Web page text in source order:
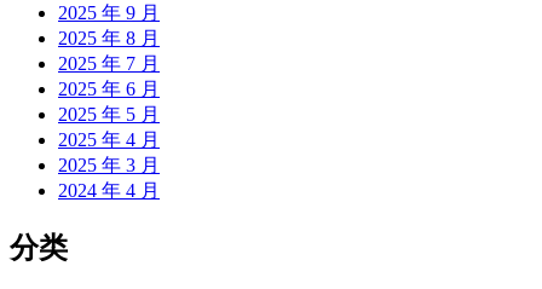
2025 年 9 月
2025 年 8 月
2025 年 7 月
2025 年 6 月
2025 年 5 月
2025 年 4 月
2025 年 3 月
2024 年 4 月
分类